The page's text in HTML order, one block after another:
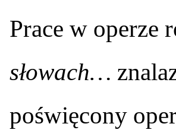
Prace w operze
słowach…
poświęcony